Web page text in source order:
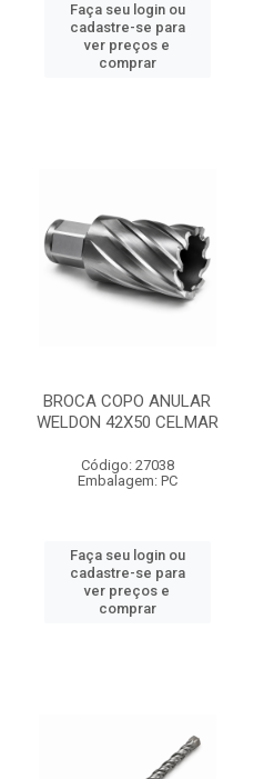
Faça seu login ou
cadastre-se para
ver preços e
comprar
BROCA COPO ANULAR
WELDON 42X50 CELMAR
Código: 27038
Embalagem: PC
Faça seu login ou
cadastre-se para
ver preços e
comprar